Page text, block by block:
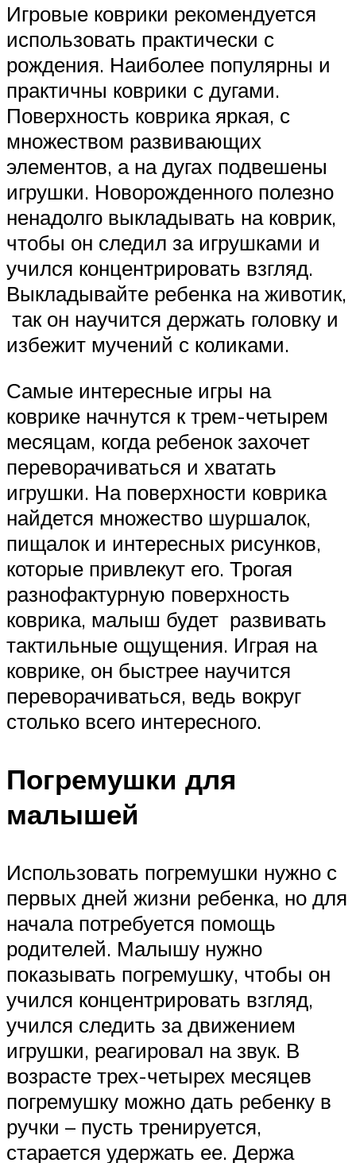
Игровые коврики рекомендуется
использовать практически с
рождения. Наиболее популярны и
практичны коврики с дугами.
Поверхность коврика яркая, с
множеством развивающих
элементов, а на дугах подвешены
игрушки. Новорожденного полезно
ненадолго выкладывать на коврик,
чтобы он следил за игрушками и
учился концентрировать взгляд.
Выкладывайте ребенка на животик,
так он научится держать головку и
избежит мучений с коликами.
Самые интересные игры на
коврике начнутся к трем-четырем
месяцам, когда ребенок захочет
переворачиваться и хватать
игрушки. На поверхности коврика
найдется множество шуршалок,
пищалок и интересных рисунков,
которые привлекут его. Трогая
разнофактурную поверхность
коврика, малыш будет развивать
тактильные ощущения. Играя на
коврике, он быстрее научится
переворачиваться, ведь вокруг
столько всего интересного.
Погремушки для
малышей
Использовать погремушки нужно с
первых дней жизни ребенка, но для
начала потребуется помощь
родителей. Малышу нужно
показывать погремушку, чтобы он
учился концентрировать взгляд,
учился следить за движением
игрушки, реагировал на звук. В
возрасте трех-четырех месяцев
погремушку можно дать ребенку в
ручки – пусть тренируется,
старается удержать ее. Держа